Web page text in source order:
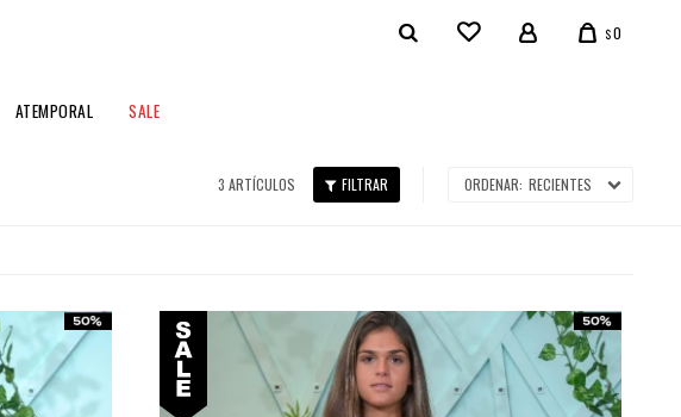
ATEMPORAL SALE
$0
3 ARTÍCULOS RECIENTES